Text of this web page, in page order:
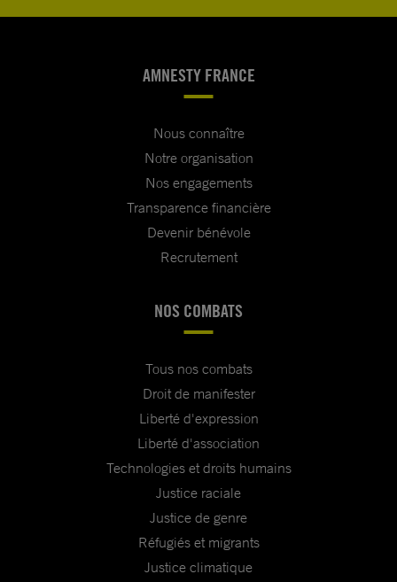
AMNESTY FRANCE
Nous connaître
Notre organisation
Nos engagements
Transparence financière
Devenir bénévole
Recrutement
NOS COMBATS
Tous nos combats
Droit de manifester
Liberté d'expression
Liberté d'association
Technologies et droits humains
Justice raciale
Justice de genre
Réfugiés et migrants
Justice climatique